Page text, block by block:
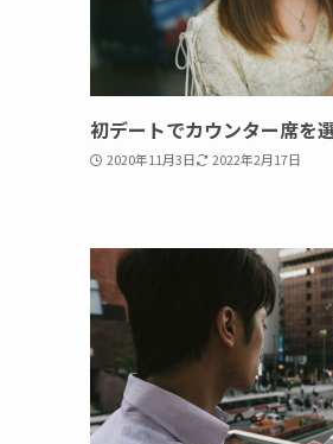
初デートでカウンター席を
2020年11月3日 2022年2月17日